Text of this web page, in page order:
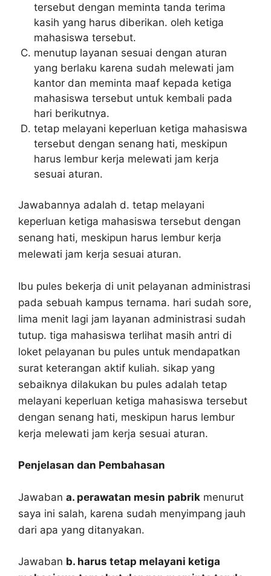
tersebut dengan meminta tanda terima
kasih yang harus diberikan. oleh ketiga
mahasiswa tersebut.
menutup layanan sesuai dengan aturan
yang berlaku karena sudah melewati jam
kantor dan meminta maaf kepada ketiga
mahasiswa tersebut untuk kembali pada
hari berikutnya.
tetap melayani keperluan ketiga mahasiswa
tersebut dengan senang hati, meskipun
harus lembur kerja melewati jam kerja
sesuai aturan.
Jawabannya adalah d. tetap melayani
keperluan ketiga mahasiswa tersebut dengan
senang hati, meskipun harus lembur kerja
melewati jam kerja sesuai aturan.
Ibu pules bekerja di unit pelayanan administrasi
pada sebuah kampus ternama. hari sudah sore,
lima menit lagi jam layanan administrasi sudah
tutup. tiga mahasiswa terlihat masih antri di
loket pelayanan bu pules untuk mendapatkan
surat keterangan aktif kuliah. sikap yang
sebaiknya dilakukan bu pules adalah tetap
melayani keperluan ketiga mahasiswa tersebut
dengan senang hati, meskipun harus lembur
kerja melewati jam kerja sesuai aturan.
Penjelasan dan Pembahasan
Jawaban a. perawatan mesin pabrik menurut
saya ini salah, karena sudah menyimpang jauh
dari apa yang ditanyakan.
Jawaban b. harus tetap melayani ketiga